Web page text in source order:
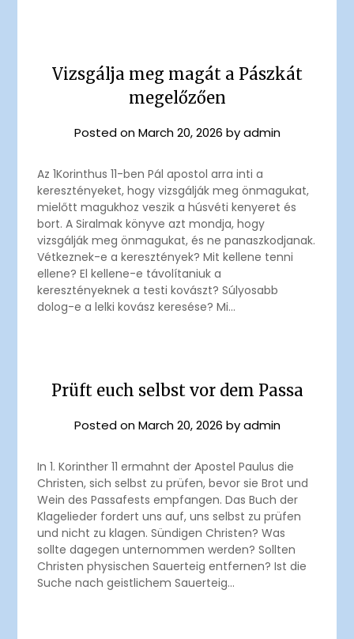
Vizsgálja meg magát a Pászkát
megelőzően
Posted onMarch 20, 2026 byadmin
Az 1Korinthus 11-ben Pál apostol arra inti a
keresztényeket, hogy vizsgálják meg önmagukat,
mielőtt magukhoz veszik a húsvéti kenyeret és
bort. A Siralmak könyve azt mondja, hogy
vizsgálják meg önmagukat, és ne panaszkodjanak.
Vétkeznek-e a keresztények? Mit kellene tenni
ellene? El kellene-e távolítaniuk a
keresztényeknek a testi kovászt? Súlyosabb
dolog-e a lelki kovász keresése? Mi…
Prüft euch selbst vor dem Passa
Posted onMarch 20, 2026 byadmin
In 1. Korinther 11 ermahnt der Apostel Paulus die
Christen, sich selbst zu prüfen, bevor sie Brot und
Wein des Passafests empfangen. Das Buch der
Klagelieder fordert uns auf, uns selbst zu prüfen
und nicht zu klagen. Sündigen Christen? Was
sollte dagegen unternommen werden? Sollten
Christen physischen Sauerteig entfernen? Ist die
Suche nach geistlichem Sauerteig…